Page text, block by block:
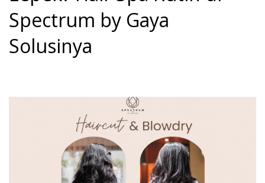
Spectrum by Gaya
Solusinya